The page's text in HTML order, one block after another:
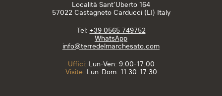
Località Sant’Uberto 164
57022 Castagneto Carducci (LI) Italy
Tel: +39 0565 749752
WhatsApp
info@terredelmarchesato.com
Uffici: Lun-Ven: 9.00-17.00
Visite: Lun-Dom: 11.30-17.30